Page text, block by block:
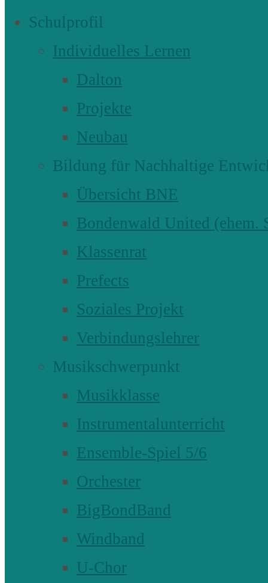
Schulprofil
Individuelles Lernen
Dalton
Projekte
Neubau
Bildung für Nachhaltige
Übersicht BNE
Bondenwald United (ehem.
Klassenrat
Prefects
Soziales Projekt
Verbindungslehrer
Musikschwerpunkt
Musikklasse
Instrumentalunterricht
Ensemble-Spiel 5/6
Orchester
BigBondBand
Windband
U-Chor